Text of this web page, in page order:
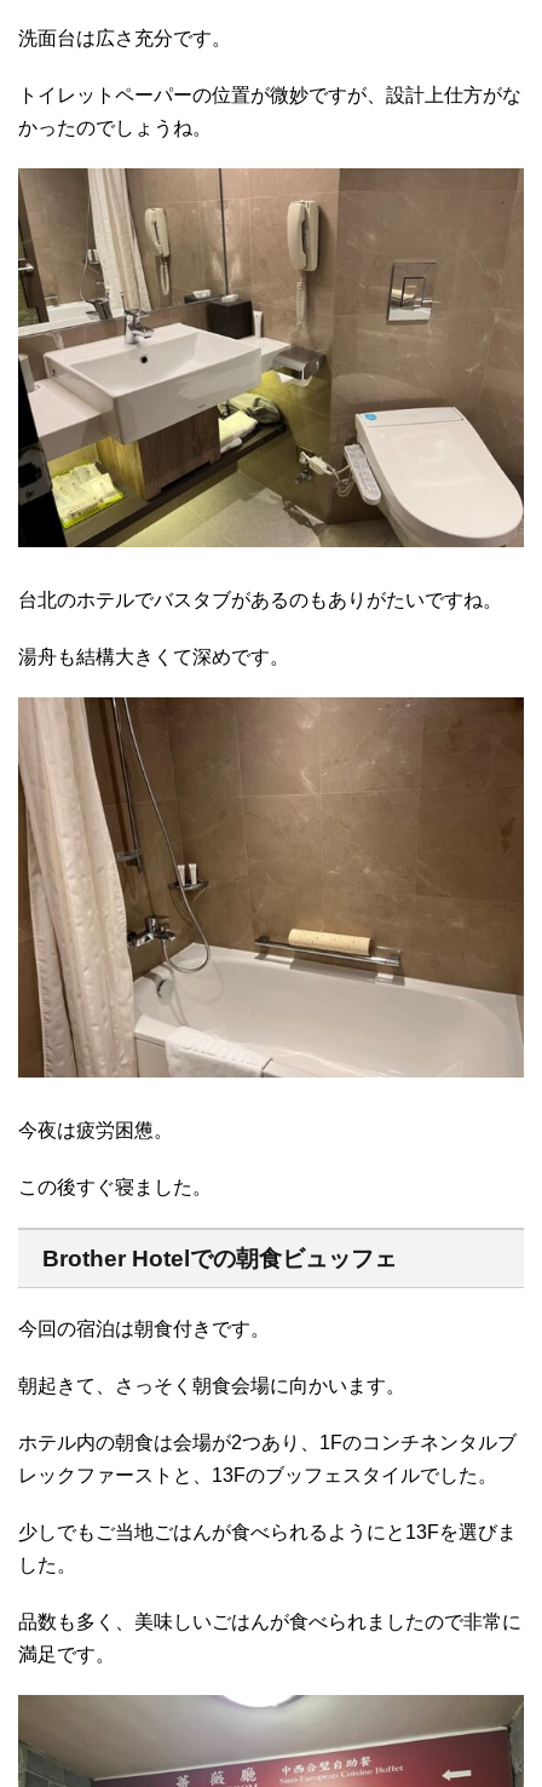
洗面台は広さ充分です。
トイレットペーパーの位置が微妙ですが、設計上仕方がな
かったのでしょうね。
台北のホテルでバスタブがあるのもありがたいですね。
湯舟も結構大きくて深めです。
今夜は疲労困憊。
この後すぐ寝ました。
Brother Hotelでの朝食ビュッフェ
今回の宿泊は朝食付きです。
朝起きて、さっそく朝食会場に向かいます。
ホテル内の朝食は会場が2つあり、1Fのコンチネンタルブ
レックファーストと、13Fのブッフェスタイルでした。
少しでもご当地ごはんが食べられるようにと13Fを選びま
した。
品数も多く、美味しいごはんが食べられましたので非常に
満足です。